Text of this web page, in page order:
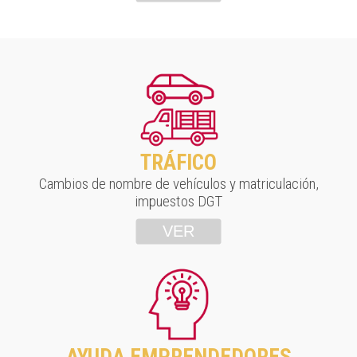
TRÁFICO
Cambios de nombre de vehículos y matriculación,
impuestos DGT
VER